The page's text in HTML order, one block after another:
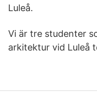
Luleå.
Vi är tre studenter
arkitektur vid Luleå